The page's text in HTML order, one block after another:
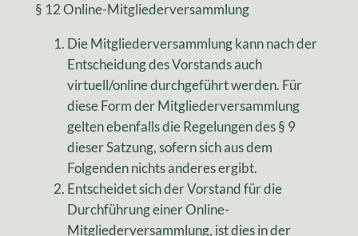
§ 12 Online-Mitgliederversammlung
Die Mitgliederversammlung kann nach der
Entscheidung des Vorstands auch
virtuell/online durchgeführt werden. Für
diese Form der Mitgliederversammlung
gelten ebenfalls die Regelungen des § 9
dieser Satzung, sofern sich aus dem
Folgenden nichts anderes ergibt.
Entscheidet sich der Vorstand für die
Durchführung einer Online-
Mitgliederversammlung, ist dies in der